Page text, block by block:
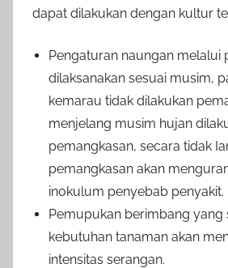
dapat dilakukan dengan kultur
Pengaturan naungan melalui
dilaksanakan sesuai musim,
kemarau tidak dilakukan
menjelang musim hujan
pemangkasan, secara tidak
pemangkasan akan
inokulum penyebab penyakit.
Pemupukan berimbang yang
kebutuhan tanaman akan
intensitas serangan.